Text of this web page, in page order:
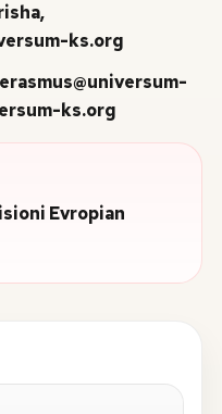
ks.org
erasmus@universum-
ks.org
Evropian